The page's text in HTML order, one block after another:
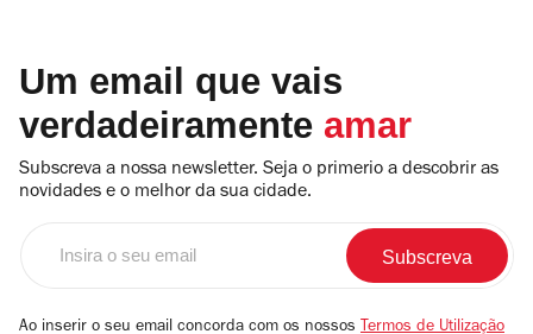
Um email que vais
verdadeiramente amar
Subscreva a nossa newsletter. Seja o primerio a descobrir as
novidades e o melhor da sua cidade.
email
Ao inserir o seu email concorda com os nossos Termos de Utilização